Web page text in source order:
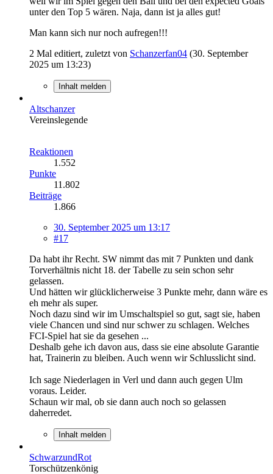
unter den Top 5 wären. Naja, dann ist ja alles gut!
Man kann sich nur noch aufregen!!!
2 Mal editiert, zuletzt von Schanzerfan04 (30. September
2025 um 13:23)
Inhalt melden
Altschanzer
Vereinslegende
Reaktionen
1.552
Punkte
11.802
Beiträge
1.866
30. September 2025 um 13:17
#17
Da habt ihr Recht. SW nimmt das mit 7 Punkten und dank
Torverhältnis nicht 18. der Tabelle zu sein schon sehr
gelassen.
Und hätten wir glücklicherweise 3 Punkte mehr, dann wäre es
eh mehr als super.
Noch dazu sind wir im Umschaltspiel so gut, sagt sie, haben
viele Chancen und sind nur schwer zu schlagen. Welches
FCI-Spiel hat sie da gesehen ...
Deshalb gehe ich davon aus, dass sie eine absolute Garantie
hat, Trainerin zu bleiben. Auch wenn wir Schlusslicht sind.
Ich sage Niederlagen in Verl und dann auch gegen Ulm
voraus. Leider.
Schaun wir mal, ob sie dann auch noch so gelassen
daherredet.
Inhalt melden
SchwarzundRot
Torschützenkönig